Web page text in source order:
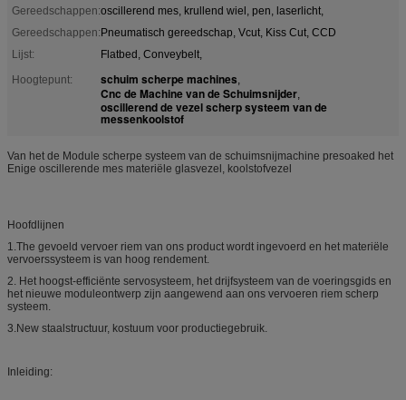
Gereedschappen:oscillerend mes, krullend wiel, pen, laserlicht,
Gereedschappen:Pneumatisch gereedschap, Vcut, Kiss Cut, CCD
Lijst:
Flatbed, Conveybelt,
Hoogtepunt:
schuim scherpe machines,
Cnc de Machine van de Schuimsnijder,
oscillerend de vezel scherp systeem van de
messenkoolstof
Van het de Module scherpe systeem van de schuimsnijmachine presoaked het
Enige oscillerende mes materiële glasvezel, koolstofvezel
Hoofdlijnen
1.The gevoeld vervoer riem van ons product wordt ingevoerd en het materiële
vervoerssysteem is van hoog rendement.
2. Het hoogst-efficiënte servosysteem, het drijfsysteem van de voeringsgids en
het nieuwe moduleontwerp zijn aangewend aan ons vervoeren riem scherp
systeem.
3.New staalstructuur, kostuum voor productiegebruik.
Inleiding: